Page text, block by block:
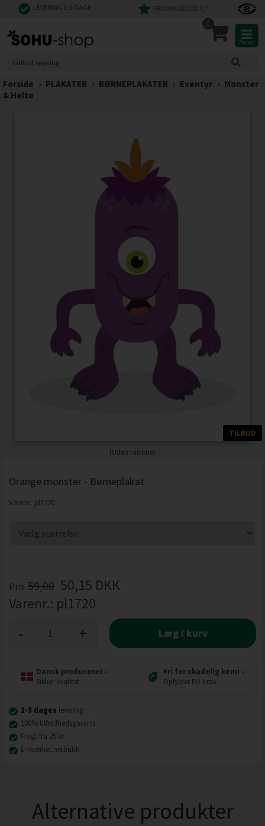
LEVERING 1-3 DAGE FREMRAGENDE 4,7
0
Menu
Forside › PLAKATER › BØRNEPLAKATER › Eventyr › Monster
& Helte
TILBUD
(Uden ramme)
Orange monster - Børneplakat
Varenr.: pl1720
Pris 59,00 50,15 DKK
Varenr.: pl1720
+
- Læg i kurv
Dansk produceret •
Sikker kvalitet
Fri for skadelig kemi •
Opfylder EU-krav
1-3 dages levering
100% tilfredhedsgaranti
Fragt fra 35 kr
E-mærket netbutik
Alternative produkter